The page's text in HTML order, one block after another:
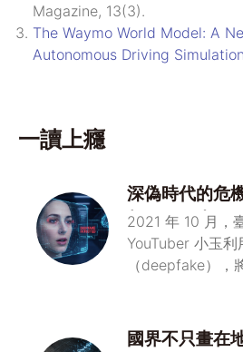
Magazine, 13(3).
The Waymo World Model: A
Autonomous Driving Simulation
一讀上癮
深偽時代的危
相」開始失效
2021 年 10 月，
YouTuber 小玉利
（deepfake）
國界不只畫在